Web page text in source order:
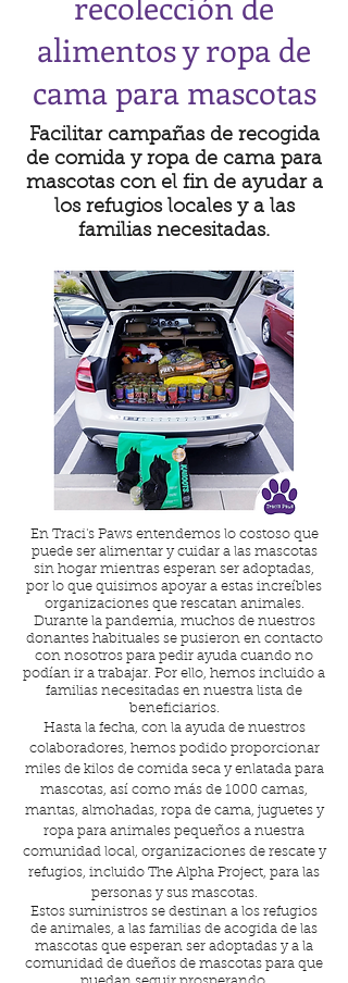
alimentos y ropa de
cama para mascotas
Facilitar campañas de recogida
de comida y ropa de cama para
mascotas con el fin de ayudar a
los refugios locales y a las
familias necesitadas.
En Traci's Paws entendemos lo costoso que
puede ser alimentar y cuidar a las mascotas
sin hogar mientras esperan ser adoptadas,
por lo que quisimos apoyar a estas increíbles
organizaciones que rescatan animales.
Durante la pandemia, muchos de nuestros
donantes habituales se pusieron en contacto
con nosotros para pedir ayuda cuando no
podían ir a trabajar. Por ello, hemos incluido a
familias necesitadas en nuestra lista de
beneficiarios.
Hasta la fecha, con la ayuda de nuestros
colaboradores, hemos podido proporcionar
miles de kilos de comida seca y enlatada para
mascotas, así como más de 1000 camas,
mantas, almohadas, ropa de cama, juguetes y
ropa para animales pequeños a nuestra
comunidad local, organizaciones de rescate y
refugios, incluido The Alpha Project, para las
personas y sus mascotas.
Estos suministros se destinan a los refugios
de animales, a las familias de acogida de las
mascotas que esperan ser adoptadas y a la
comunidad de dueños de mascotas para que